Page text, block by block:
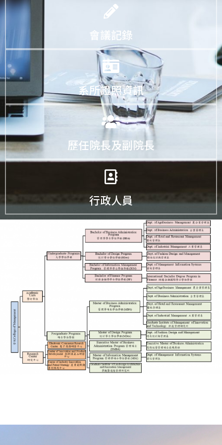
會議記錄
系所證照資訊
歷任院長及副院長
行政人員